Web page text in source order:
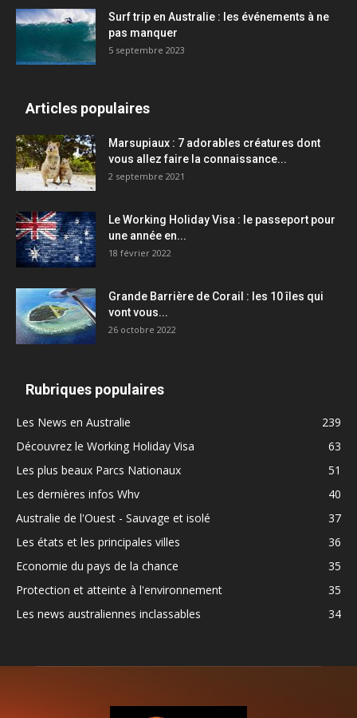
Surf trip en Australie : les événements à ne
pas manquer
5 septembre 2023
Articles populaires
Marsupiaux : 7 adorables créatures dont
vous allez faire la connaissance...
2 septembre 2021
Le Working Holiday Visa : le passeport pour
une année en...
18 février 2022
Grande Barrière de Corail : les 10 îles qui
vont vous...
26 octobre 2022
Rubriques populaires
Les News en Australie
239
Découvrez le Working Holiday Visa
63
Les plus beaux Parcs Nationaux
51
Les dernières infos Whv
40
Australie de l'Ouest - Sauvage et isolé
37
Les états et les principales villes
36
Economie du pays de la chance
35
Protection et atteinte à l'environnement
35
Les news australiennes inclassables
34